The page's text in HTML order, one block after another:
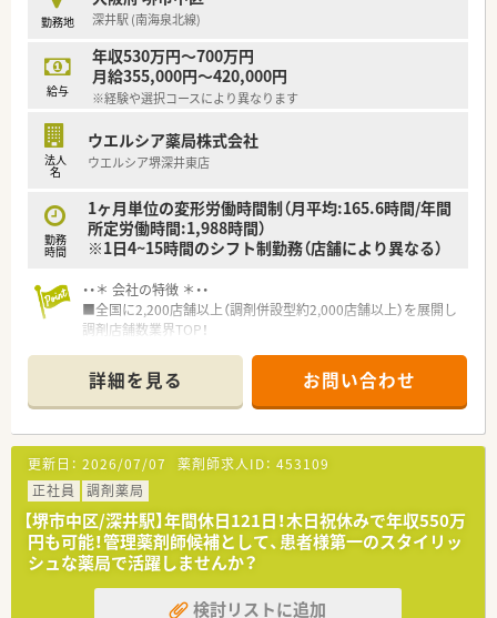
勤務地 深井駅 (南海泉北線)
給与
年収530万円～700万円
月給355,000円～420,000円
※経験や選択コースにより異なります
法人
名
ウエルシア薬局株式会社
ウエルシア堺深井東店
勤務
時間
1ヶ月単位の変形労働時間制（月平均:165.6時間/年間
所定労働時間:1,988時間）
※1日4~15時間のシフト制勤務（店舗により異なる）
・・＊ 会社の特徴 ＊・・
■全国に2,200店舗以上（調剤併設型約2,000店舗以上）を展開し
調剤店舗数業界TOP！
頑張り次第で高給与も可能！
■経験や勤務コースによりますが、経験の少ない方でも500万前
半スタートと業界TOP水準！
■職種や職域に合わせ、豊富な社内研修や外部組織と連携した研
修を用意されています
■薬剤師が中心の会社だからこそ活躍できるキャリアパスが多
種多様に用意されています。
■店舗拡大に伴い、エリアマネジャーや営業部長等のマネジメン
トのポジションも増えます。
■在宅や教育等の専門性を活かせるスペシャリストを目指すこ
とも可能です。
■その他にも、管理部門や商品部門等の本社スタッフなど活動領
域は多種多様です。
詳細を見る お問い合わせ
更新日： 2026/07/07 薬剤師求人ID： 453109
正社員
調剤薬局
【堺市中区/深井駅】年間休日121日！木日祝休みで年収550万
円も可能！管理薬剤師候補として、患者様第一のスタイリッ
シュな薬局で活躍しませんか？
検討リストに追加